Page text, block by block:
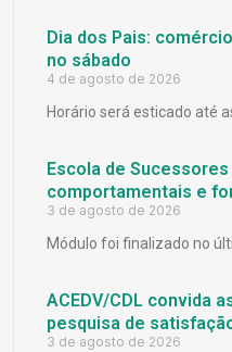
Dia dos Pais:
no sábado
4 de agosto de 2026
Horário será esticado até
Escola de
comportamentais e
3 de agosto de 2026
Módulo foi finalizado no
ACEDV/CDL convida
pesquisa de
3 de agosto de 2026